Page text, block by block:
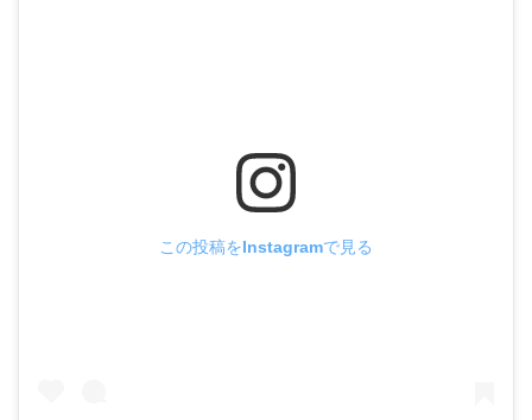
この投稿をInstagramで見る